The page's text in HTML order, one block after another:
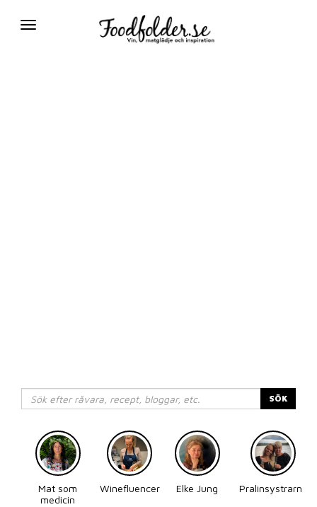
Växla
SÖK
Mat som
medicin
Winefluencer Elke Jung
Pralinsystrarna